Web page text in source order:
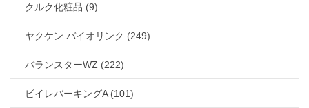
クルク化粧品 (9)
ヤクケン バイオリンク (249)
バランスターWZ (222)
ビイレバーキングA (101)